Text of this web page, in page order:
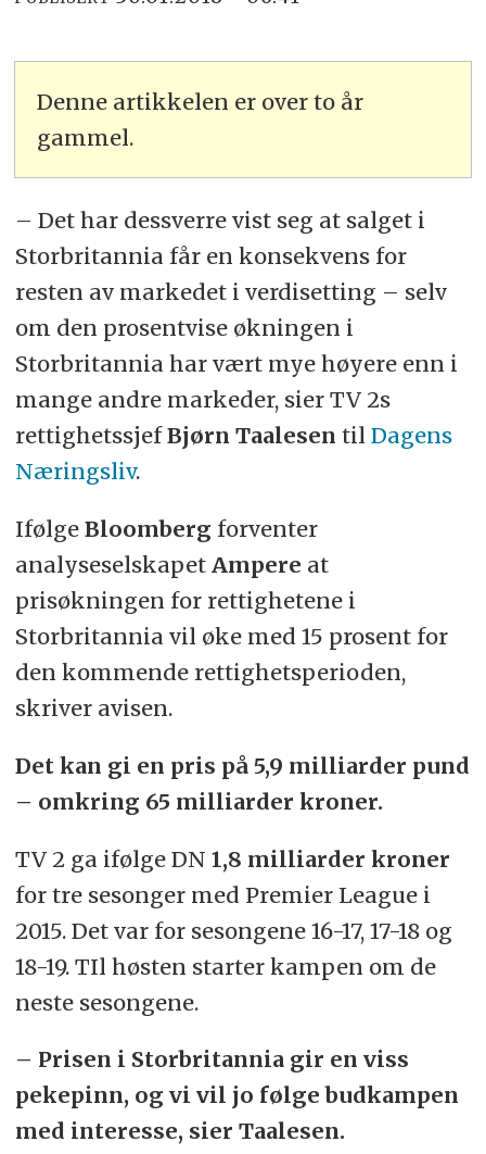
Denne artikkelen er over to år
gammel.
– Det har dessverre vist seg at salget i
Storbritannia får en konsekvens for
resten av markedet i verdisetting – selv
om den prosentvise økningen i
Storbritannia har vært mye høyere enn i
mange andre markeder, sier TV 2s
rettighetssjefBjørn Taalesen til Dagens
Næringsliv.
Ifølge Bloomberg forventer
analyseselskapet Ampere at
prisøkningen for rettighetene i
Storbritannia vil øke med 15 prosent for
den kommende rettighetsperioden,
skriver avisen.
Det kan gi en pris på 5,9 milliarder pund
– omkring 65 milliarder kroner.
TV 2 ga ifølge DN 1,8 milliarder kroner
for tre sesonger med Premier League i
2015. Det var for sesongene 16-17, 17-18 og
18-19. TIl høsten starter kampen om de
neste sesongene.
– Prisen i Storbritannia gir en viss
pekepinn, og vi vil jo følge budkampen
med interesse, sier Taalesen.